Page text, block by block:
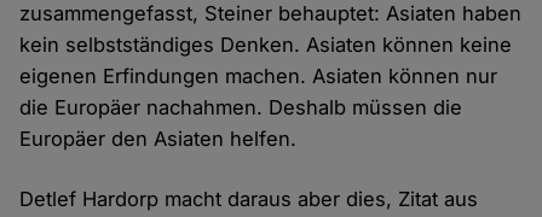
zusammengefasst, Steiner behauptet: Asiaten haben
kein selbstständiges Denken. Asiaten können keine
eigenen Erfindungen machen. Asiaten können nur
die Europäer nachahmen. Deshalb müssen die
Europäer den Asiaten helfen.
Detlef Hardorp macht daraus aber dies, Zitat aus